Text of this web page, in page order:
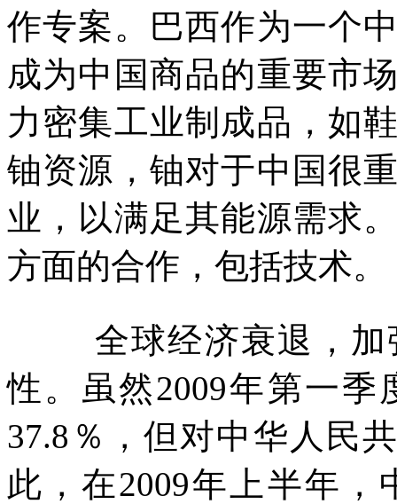
作专案。巴西作为一个
成为中国商品的重要市
力密集工业制成品，如
铀资源，铀对于中国很
业，以满足其能源需求
方面的合作，包括技术。
全球经济衰退，
性。虽然2009年第一季
37.8 ％，但对中华人民
此，在2009年上半年，